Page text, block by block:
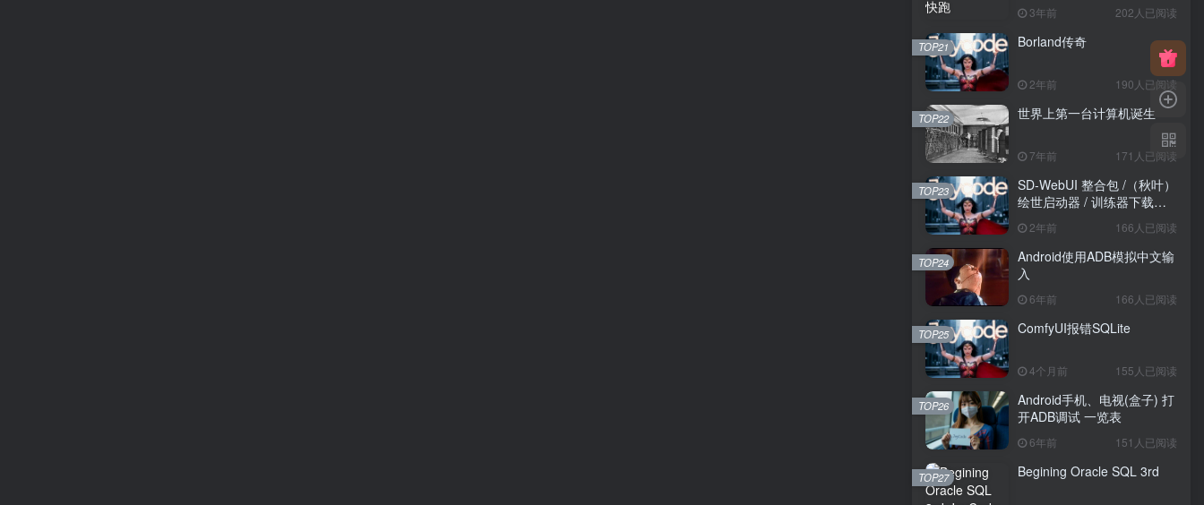
3年前 202人已阅读
Borland传奇
2年前 190人已阅读
TOP21
世界上第一台计算机诞生
7年前 171人已阅读
TOP22
SD-WebUI 整合包 /（秋叶）
绘世启动器 / 训练器下载导
2年前 166人已阅读
TOP23
Android使用ADB模拟中文输
入
6年前 166人已阅读
TOP24
ComfyUI报错SQLite
4个月前 155人已阅读
TOP25
Android手机、电视(盒子) 打
开ADB调试 一览表
6年前 151人已阅读
TOP26
Begining Oracle SQL 3rd
TOP27